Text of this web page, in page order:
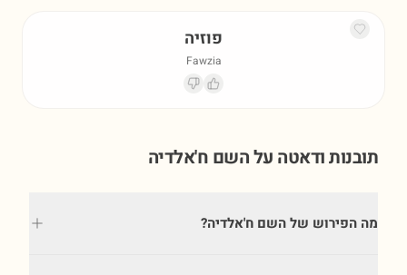
פוזיה
Fawzia
תובנות ודאטה על השם ח'אלדיה
מה הפירוש של השם ח'אלדיה?